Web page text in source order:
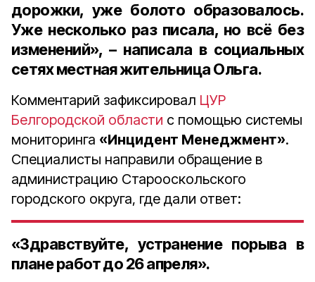
дорожки, уже болото образовалось.
Уже несколько раз писала, но всё без
изменений», – написала в социальных
сетях местная жительница Ольга.
Комментарий зафиксировал ЦУР
Белгородской области с помощью системы
мониторинга «Инцидент Менеджмент».
Специалисты направили обращение в
администрацию Старооскольского
городского округа, где дали ответ:
«Здравствуйте, устранение порыва в
плане работ до 26 апреля».